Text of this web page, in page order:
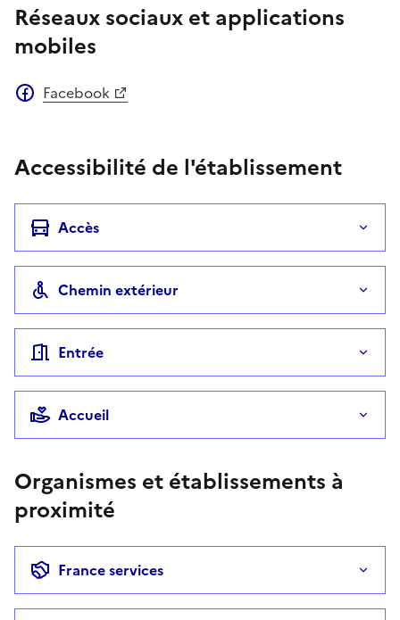
Réseaux sociaux et applications
mobiles
Facebook
Accessibilité de l'établissement
Accès
Chemin extérieur
Entrée
Accueil
Organismes et établissements à
proximité
France services